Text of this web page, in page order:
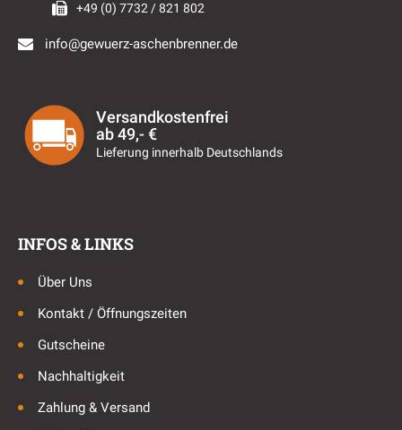
+49 (0) 7732 / 821 802
info@gewuerz-aschenbrenner.de
Versandkostenfrei
ab 49,- €
Lieferung innerhalb Deutschlands
INFOS & LINKS
Über Uns
Kontakt / Öffnungszeiten
Gutscheine
Nachhaltigkeit
Zahlung & Versand